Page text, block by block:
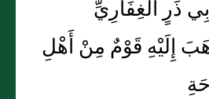
ذَرٍ الْغِفَارِيِّ
إِلَيْهِ قَوْمٌ مِنْ أَهْلِ